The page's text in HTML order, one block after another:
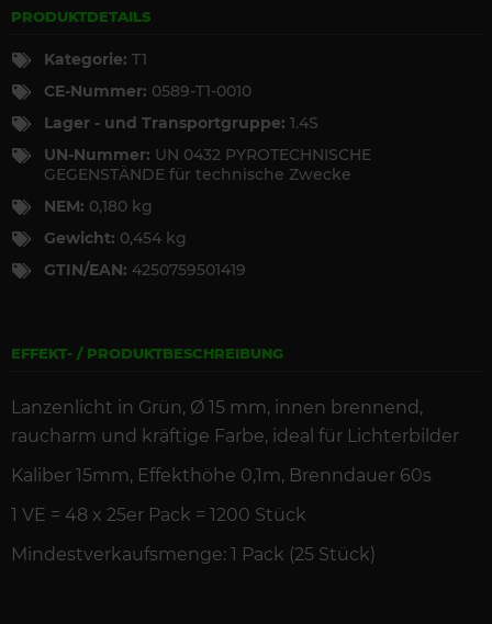
PRODUKTDETAILS
Kategorie: T1
CE-Nummer: 0589-T1-0010
Lager - und Transportgruppe: 1.4S
UN-Nummer: UN 0432 PYROTECHNISCHE
GEGENSTÄNDE für technische Zwecke
NEM: 0,180 kg
Gewicht: 0,454 kg
GTIN/EAN: 4250759501419
EFFEKT- / PRODUKTBESCHREIBUNG
Lanzenlicht in Grün, Ø 15 mm, innen brennend,
raucharm und kräftige Farbe, ideal für Lichterbilder
Kaliber 15mm, Effekthöhe 0,1m, Brenndauer 60s
1 VE = 48 x 25er Pack = 1200 Stück
Mindestverkaufsmenge: 1 Pack (25 Stück)